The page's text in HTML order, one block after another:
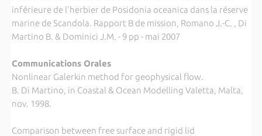
inférieure de l'herbier de Posidonia oceanica dans la réserve
marine de Scandola. Rapport B de mission, Romano J.-C. , Di
Martino B. & Dominici J.M. - 9 pp - mai 2007
Communications Orales
Nonlinear Galerkin method for geophysical flow.
B. Di Martino, in Coastal & Ocean Modelling Valetta, Malta,
nov. 1998.
Comparison between free surface and rigid lid